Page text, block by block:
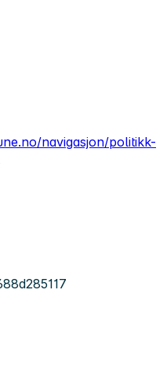
navigasjon/politikk-